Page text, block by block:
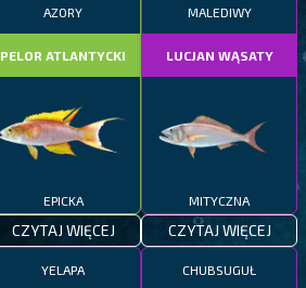
AZORY
PELOR ATLANTYCKI
EPICKA
CZYTAJ WIĘCEJ
MALEDIWY
LUCJAN WĄSATY
MITYCZNA
CZYTAJ WIĘCEJ
YELAPA CHUBSUGUŁ